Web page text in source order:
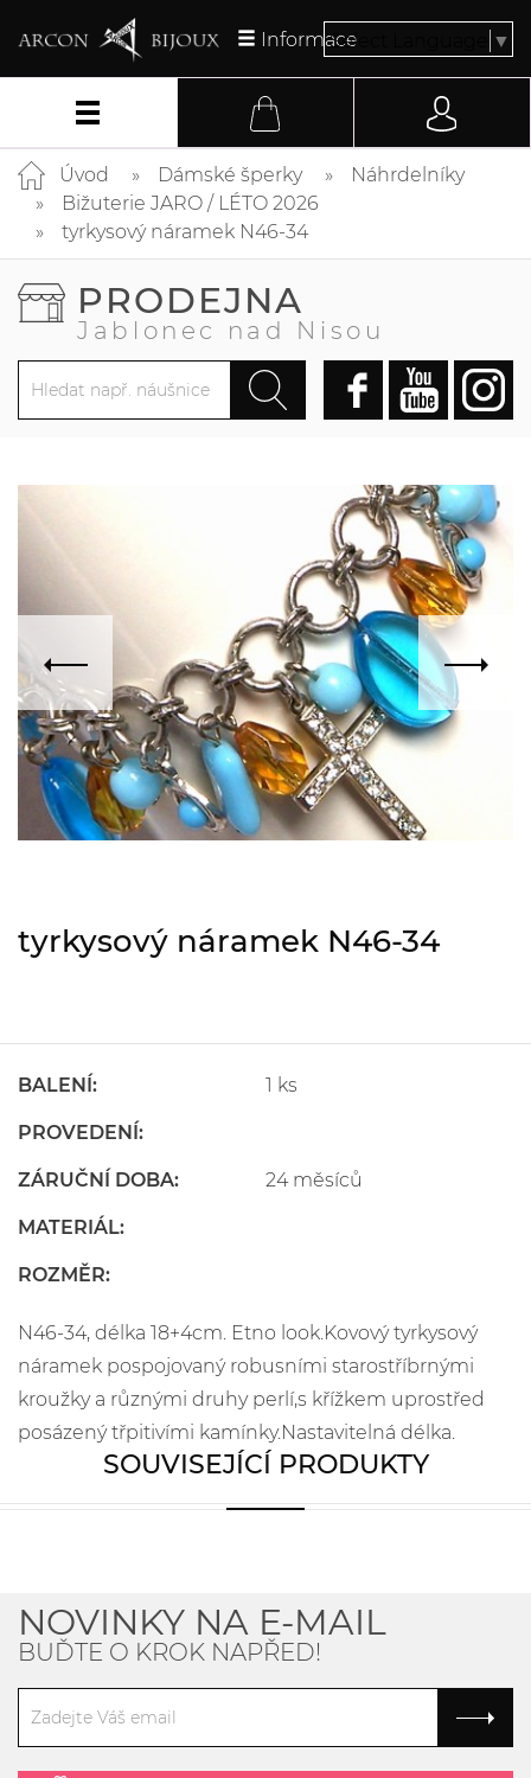
InformaceSelect Language ▼
Úvod Dámské šperky
Náhrdelníky
Bižuterie JARO / LÉTO 2026
tyrkysový náramek N46-34
PRODEJNA
Jablonec nad Nisou
tyrkysový náramek N46-34
BALENÍ: 1 ks
PROVEDENÍ:
ZÁRUČNÍ DOBA: 24 měsíců
MATERIÁL:
ROZMĚR:
N46-34, délka 18+4cm. Etno look.Kovový tyrkysový
náramek pospojovaný robusními starostříbrnými
kroužky a různými druhy perlí,s křížkem uprostřed
posázený třpitivími kamínky.Nastavitelná délka.
SOUVISEJÍCÍ PRODUKTY
NOVINKY NA E-MAIL
BUĎTE O KROK NAPŘED!